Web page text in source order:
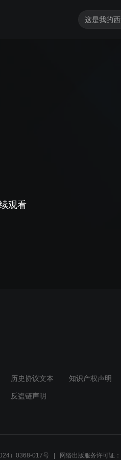
观看
历史协议文本 知识产权声明
反盗链声明
）0368-017号 网络出版服务许可证